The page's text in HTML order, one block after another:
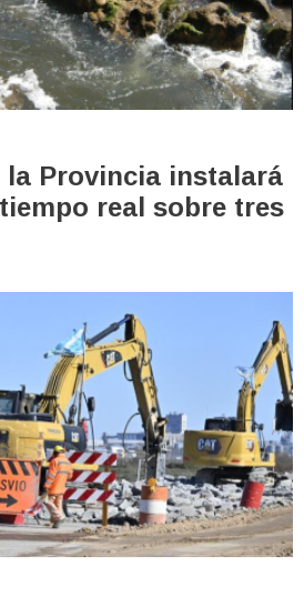
la Provincia instalará
real sobre tres